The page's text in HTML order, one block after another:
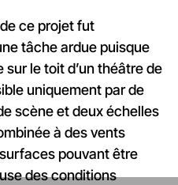
ce projet fut
tâche ardue puisque
sur le toit d’un théâtre de
uniquement par de
scène et deux échelles
à des vents
pouvant être
des conditions